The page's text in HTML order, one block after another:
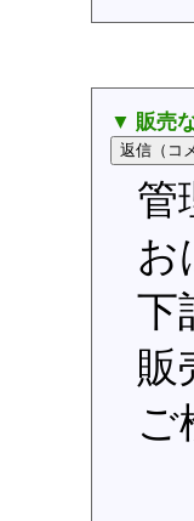
▼ 販売
管
お
下
販
ご